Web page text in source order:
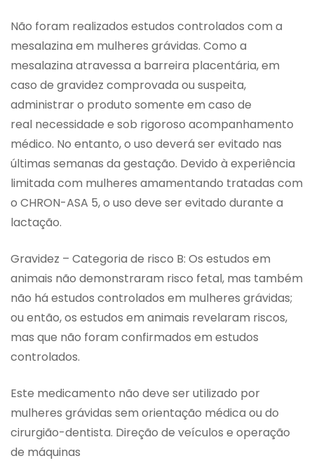
Não foram realizados estudos controlados com a
mesalazina em mulheres grávidas. Como a
mesalazina atravessa a barreira placentária, em
caso de gravidez comprovada ou suspeita,
administrar o produto somente em caso de
real necessidade e sob rigoroso acompanhamento
médico. No entanto, o uso deverá ser evitado nas
últimas semanas da gestação. Devido à experiência
limitada com mulheres amamentando tratadas com
o CHRON-ASA 5, o uso deve ser evitado durante a
lactação.
Gravidez – Categoria de risco B: Os estudos em
animais não demonstraram risco fetal, mas também
não há estudos controlados em mulheres grávidas;
ou então, os estudos em animais revelaram riscos,
mas que não foram confirmados em estudos
controlados.
Este medicamento não deve ser utilizado por
mulheres grávidas sem orientação médica ou do
cirurgião-dentista. Direção de veículos e operação
de máquinas